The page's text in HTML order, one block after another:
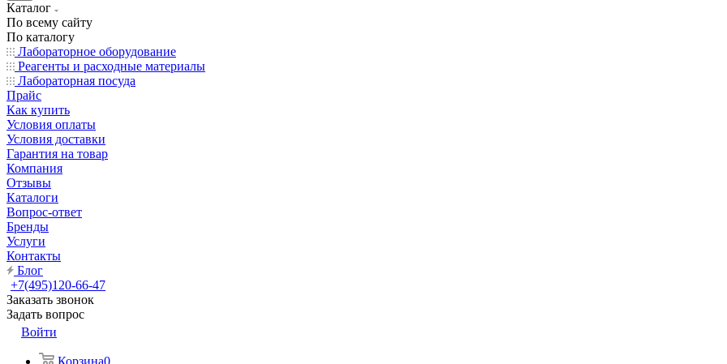
Каталог
По всему сайту
По каталогу
Лабораторное оборудование
Реагенты и расходные материалы
Лабораторная посуда
Прайс
Как купить
Условия оплаты
Условия доставки
Гарантия на товар
Компания
Отзывы
Каталоги
Вопрос-ответ
Бренды
Услуги
Контакты
Блог
+7(495)120-66-47
Заказать звонок
Задать вопрос
Войти
Корзина0